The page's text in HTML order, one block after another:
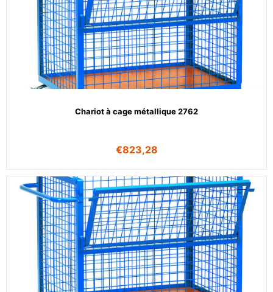
Chariot à cage métallique 2762
€823,28